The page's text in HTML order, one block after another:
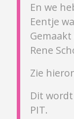
En we
Eentje
Rene
Zie
Dit
PIT.